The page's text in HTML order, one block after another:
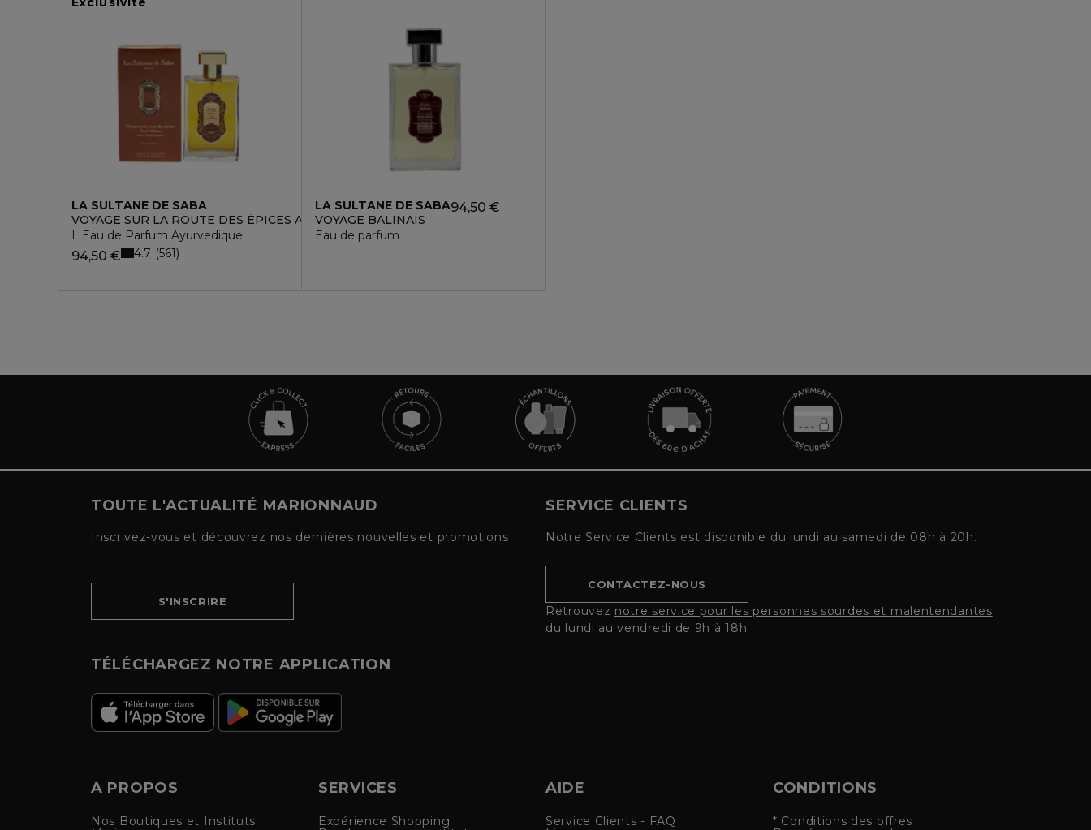
LA SULTANE DE SABA
VOYAGE SUR LA ROUTE DES ÉPICES A L'AYURVEDIQUE
L Eau de Parfum Ayurvedique
94,50 € 4.7 561
LA SULTANE DE SABA
VOYAGE BALINAIS
Eau de parfum
94,50 €
TOUTE L'ACTUALITÉ MARIONNAUD
Inscrivez-vous et découvrez nos dernières nouvelles et promotions
S'INSCRIRE
TÉLÉCHARGEZ NOTRE APPLICATION
SERVICE CLIENTS
Notre Service Clients est disponible du lundi au samedi de 08h à 20h.
CONTACTEZ-NOUS
Retrouvez notre service pour les personnes sourdes et malentendantes
du lundi au vendredi de 9h à 18h.
A PROPOS
Nos Boutiques et Instituts
SERVICES
Expérience Shopping
AIDE
Service Clients - FAQ
CONDITIONS
* Conditions des offres